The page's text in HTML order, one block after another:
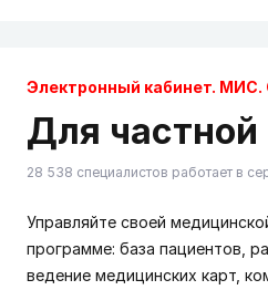
Электронный кабинет. МИС.
Для частной
28 538 специалистов работает в
Управляйте своей
программе: база пациентов,
ведение медицинских карт,